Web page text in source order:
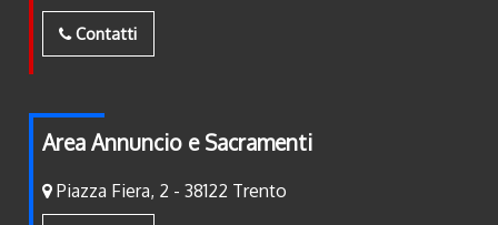
Contatti
Area Annuncio e Sacramenti
Piazza Fiera, 2 - 38122 Trento